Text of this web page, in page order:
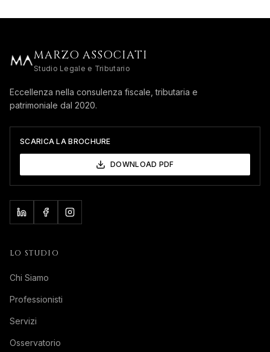
MARZO ASSOCIATI
Studio Legale e Tributario
Eccellenza nella consulenza fiscale, tributaria e
patrimoniale dal 2020.
SCARICA LA BROCHURE
DOWNLOAD PDF
LO STUDIO
Chi Siamo
Professionisti
Servizi
Osservatorio